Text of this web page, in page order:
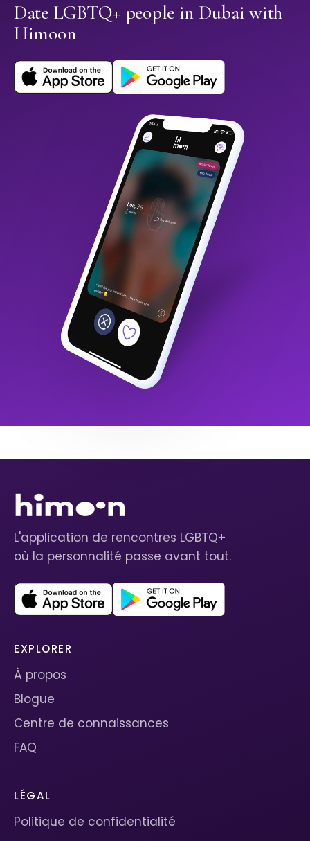
Date LGBTQ+ people in Dubai with
Himoon
L'application de rencontres LGBTQ+
où la personnalité passe avant tout.
EXPLORER
À propos
Blogue
Centre de connaissances
FAQ
LÉGAL
Politique de confidentialité